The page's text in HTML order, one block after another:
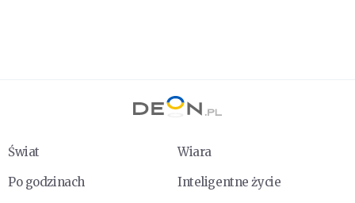
Świat
Wiara
Po godzinach
Inteligentne życie